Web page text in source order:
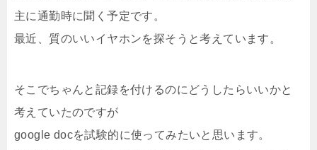
主に通勤時に聞く予定です。
最近、質のいいイヤホンを探そうと考えています。
そこでちゃんと記録を付けるのにどうしたらいいかと
考えていたのですが
google docを試験的に使ってみたいと思います。